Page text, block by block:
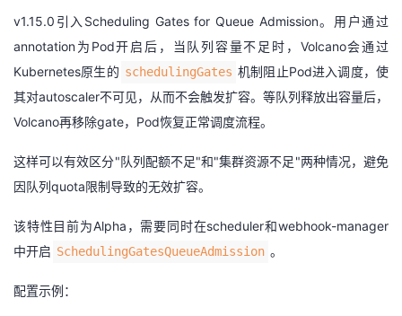
v1.15.0引入Scheduling Gates for Queue Admission。用户通过
annotation为Pod开启后，当队列容量不足时，Volcano会通过
Kubernetes原生的 schedulingGates 机制阻止Pod进入调度，使
其对autoscaler不可见，从而不会触发扩容。等队列释放出容量后，
Volcano再移除gate，Pod恢复正常调度流程。
这样可以有效区分"队列配额不足"和"集群资源不足"两种情况，避免
因队列quota限制导致的无效扩容。
该特性目前为Alpha，需要同时在scheduler和webhook-manager
中开启 SchedulingGatesQueueAdmission 。
配置示例：